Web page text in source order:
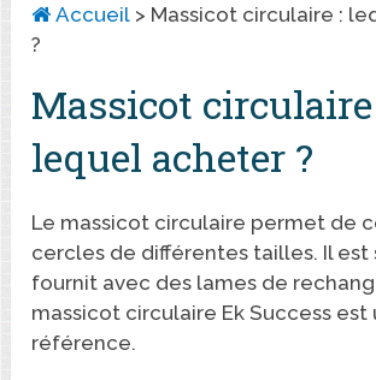
Accueil > Massicot circulaire :
?
Massicot circulaire
lequel acheter ?
Le massicot circulaire permet de
cercles de différentes tailles. Il est
fournit avec des lames de
massicot circulaire Ek Success est
référence.